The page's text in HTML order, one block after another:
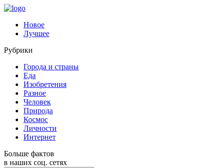
Новое
Лучшее
Рубрики
Города и страны
Еда
Изобретения
Разное
Человек
Природа
Космос
Личности
Интернет
Больше фактов
в наших соц. сетях